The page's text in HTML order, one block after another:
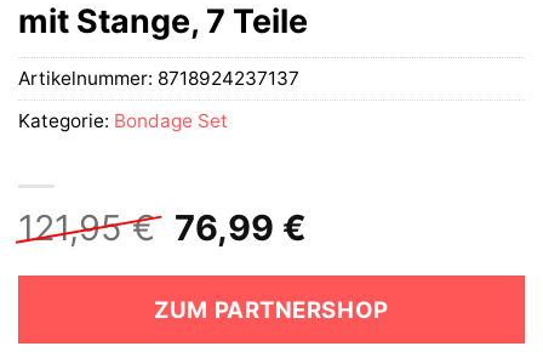
mit Stange, 7 Teile
121,95€ Ursprünglicher
Preis
war:
121,95 €
76,99 €
ist:
76,99 €.
ZUM PARTNERSHOP
Artikelnummer: 8718924237137
Kategorie: Bondage Set